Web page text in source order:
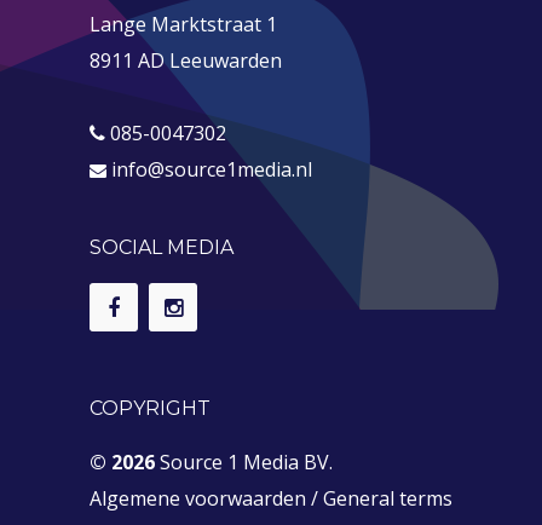
Lange Marktstraat 1
8911 AD Leeuwarden
085-0047302
info@source1media.nl
SOCIAL MEDIA
COPYRIGHT
© 2026Source 1 Media BV.
Algemene voorwaarden /General terms